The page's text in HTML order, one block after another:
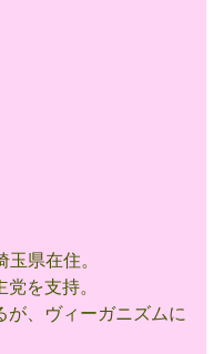
県在住。
を支持。
が、ヴィーガニズムに